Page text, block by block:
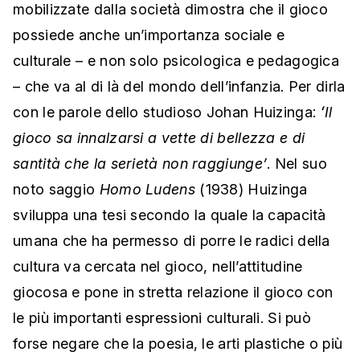
mobilizzate dalla società dimostra che il gioco
possiede anche un’importanza sociale e
culturale – e non solo psicologica e pedagogica
– che va al di là del mondo dell’infanzia. Per dirla
con le parole dello studioso Johan Huizinga: ʻIl
gioco sa innalzarsi a vette di bellezza e di
santità che la serietà non raggiungeʼ. Nel suo
noto saggio Homo Ludens(1938) Huizinga
sviluppa una tesi secondo la quale la capacità
umana che ha permesso di porre le radici della
cultura va cercata nel gioco, nell’attitudine
giocosa e pone in stretta relazione il gioco con
le più importanti espressioni culturali. Si può
forse negare che la poesia, le arti plastiche o più